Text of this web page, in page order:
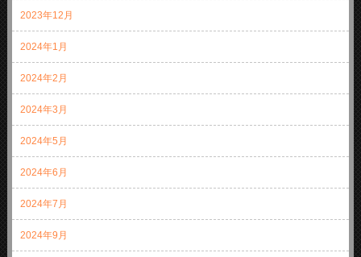
2023年12月
2024年1月
2024年2月
2024年3月
2024年5月
2024年6月
2024年7月
2024年9月